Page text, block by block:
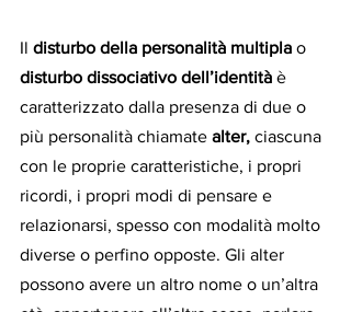
Il disturbo della personalità multipla o
disturbo dissociativo dell’identità è
caratterizzato dalla presenza di due o
più personalità chiamate alter, ciascuna
con le proprie caratteristiche, i propri
ricordi, i propri modi di pensare e
relazionarsi, spesso con modalità molto
diverse o perfino opposte. Gli alter
possono avere un altro nome o un’altra